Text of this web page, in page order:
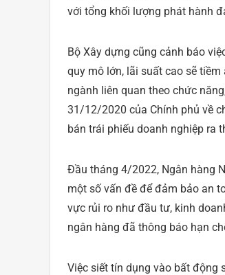
với tổng khối lượng phát hành
Bộ Xây dựng cũng cảnh báo
quy mô lớn, lãi suất cao sẽ
ngành liên quan theo chức
31/12/2020 của Chính phủ về
bán trái phiếu doanh nghiệp ra
Đầu tháng 4/2022, Ngân hàng
một số vấn đề để đảm bảo an
vực rủi ro như đầu tư, kinh
ngân hàng đã thông báo hạn
Việc siết tín dụng vào bất động